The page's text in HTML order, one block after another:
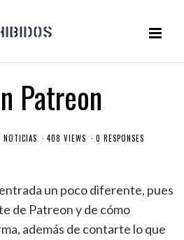
Patreon
NOTICIAS 408 VIEWS 0 RESPONSES
un poco diferente, pues
de Patreon y de cómo
además de contarte lo que